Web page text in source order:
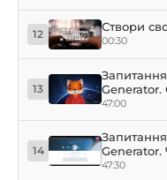
12 Створи
00:30
13
Запитання
Generator.
47:00
14
Запитання
Generator.
47:30